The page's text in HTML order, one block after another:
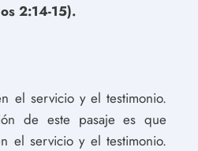
2:14-15).
el servicio y el testimonio.
de este pasaje es que
el servicio y el testimonio.